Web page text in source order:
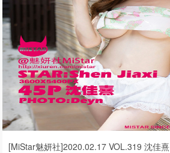
[MiStar魅妍社]2020.02.17 VOL.319 沈佳熹